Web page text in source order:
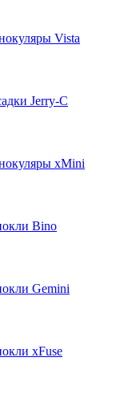
Vista
Jerry-C
xMini
Bino
Gemini
xFuse